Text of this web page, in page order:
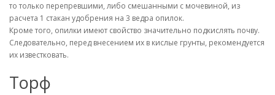
то только перепревшими, либо смешанными с мочевиной, из
расчета 1 стакан удобрения на 3 ведра опилок.
Кроме того, опилки имеют свойство значительно подкислять почву.
Следовательно, перед внесением их в кислые грунты, рекомендуется
их известковать.
Торф